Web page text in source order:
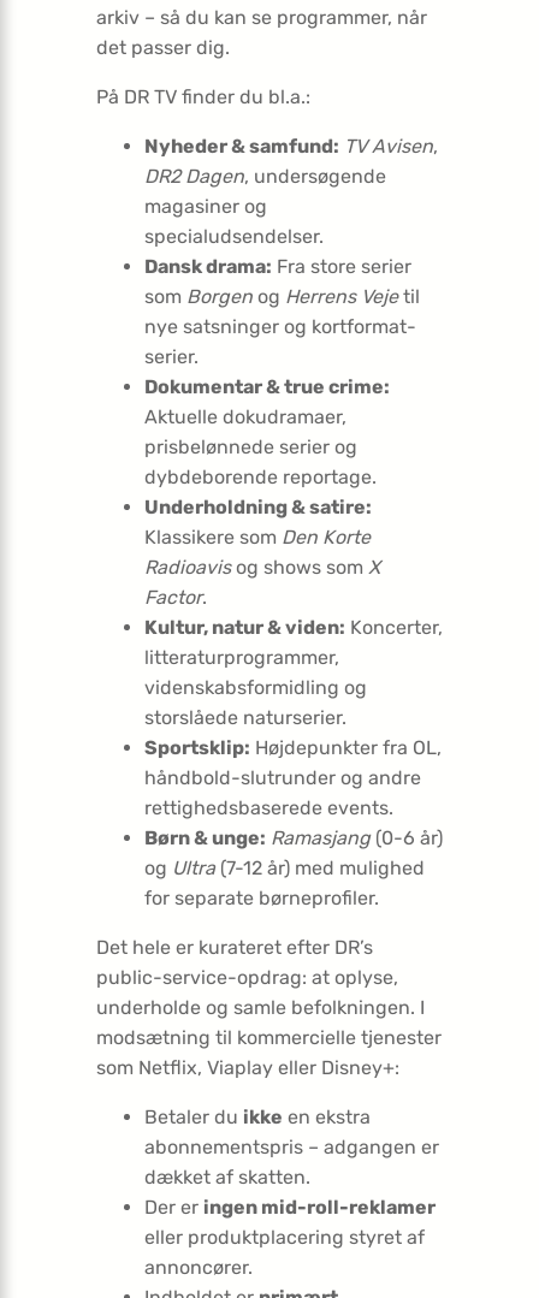
arkiv – så du kan se programmer, når
det passer dig.
På DR TV finder du bl.a.:
Nyheder & samfund: TV Avisen,
DR2 Dagen, undersøgende
magasiner og
specialudsendelser.
Dansk drama: Fra store serier
som Borgen og Herrens Vejetil
nye satsninger og kortformat-
serier.
Dokumentar & true crime:
Aktuelle dokudramaer,
prisbelønnede serier og
dybdeborende reportage.
Underholdning & satire:
Klassikere som Den Korte
Radioavisog shows som X
Factor.
Kultur, natur & viden: Koncerter,
litteraturprogrammer,
videnskabsformidling og
storslåede naturserier.
Sportsklip: Højdepunkter fra OL,
håndbold-slutrunder og andre
rettighedsbaserede events.
Børn & unge: Ramasjang(0-6 år)
og Ultra(7-12 år) med mulighed
for separate børneprofiler.
Det hele er kurateret efter DR’s
public-service-opdrag: at oplyse,
underholde og samle befolkningen. I
modsætning til kommercielle tjenester
som Netflix, Viaplay eller Disney+:
Betaler du ikke en ekstra
abonnementspris – adgangen er
dækket af skatten.
Der er ingen mid-roll-reklamer
eller produktplacering styret af
annoncører.